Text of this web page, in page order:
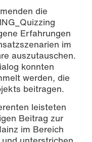
die
Erfahrungen
im
auszutauschen.
konnten
werden, die
beitragen.
leisteten
Beitrag zur
im Bereich